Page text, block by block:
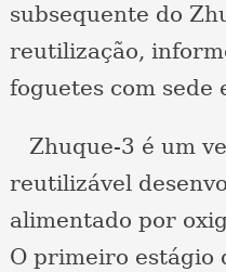
subsequente do
reutilização,
foguetes com sede
Zhuque-3 é um
reutilizável
alimentado por
O primeiro estágio